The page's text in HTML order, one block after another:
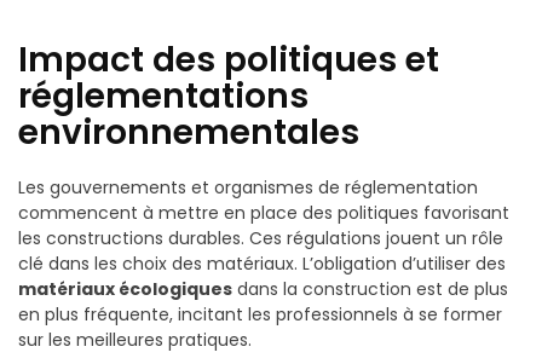
Impact des politiques et
réglementations
environnementales
Les gouvernements et organismes de réglementation
commencent à mettre en place des politiques favorisant
les constructions durables. Ces régulations jouent un rôle
clé dans les choix des matériaux. L’obligation d’utiliser des
matériaux écologiques dans la construction est de plus
en plus fréquente, incitant les professionnels à se former
sur les meilleures pratiques.